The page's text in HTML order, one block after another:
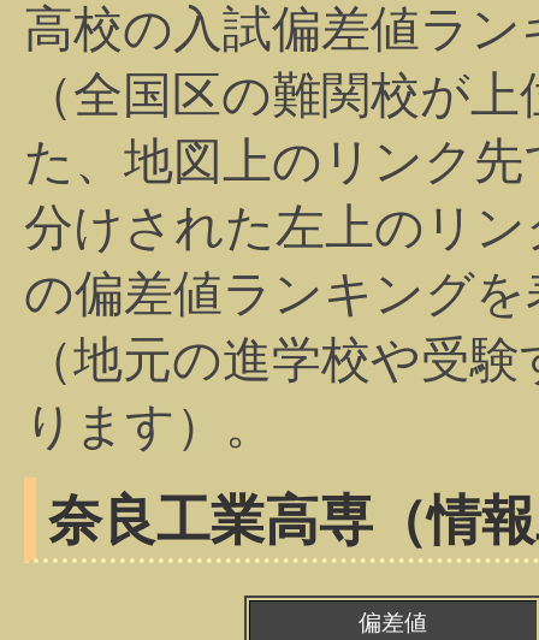
高校の入試偏差値ラ
（全国区の難関校が
た、地図上のリンク
分けされた左上のリ
の偏差値ランキング
（地元の進学校や受
ります）。
奈良工業高専（情
偏差値